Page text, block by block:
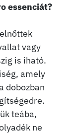
essenciát?
vagy
is iható.
amely
dobozban
teába,
ne